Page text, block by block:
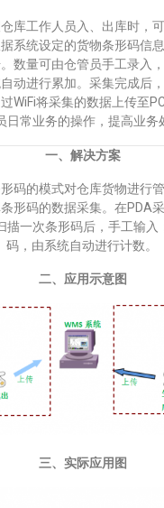
库工作人员入、出库时，
系统设定的货物条形码信
数量可由仓管员手工录入
动进行累加。采集完成后
WiFi将采集的数据上传至
日常业务的操作，提高业务
一、解决方案
码的模式对仓库货物进行
形码的数据采集。在PDA
描一次条形码后，手工输入
码，由系统自动进行计数。
二、应用示意图
三、实际应用图